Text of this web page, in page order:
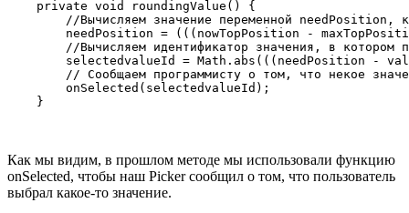
    private void roundingValue() {
//Вычисляем значение переменной needPosition,
needPosition = (((nowTopPosition -
//Вычисляем идентификатор значения, в котором
selectedvalueId = Math.abs(((needPosition -
// Сообщаем программисту о том, что некое
        onSelected(selectedvalueId);
Как мы видим, в прошлом методе мы использовали функцию
onSelected, чтобы наш Picker сообщил о том, что пользователь
выбрал какое-то значение.